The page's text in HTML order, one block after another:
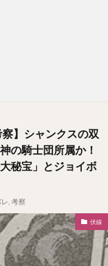
察】シャンクスの双
の騎士団所属か！
秘宝」とジョイボ
, 考察
伏線